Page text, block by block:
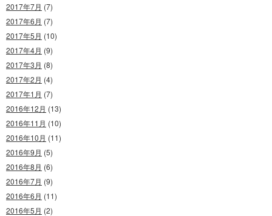
2017年7月 (7)
2017年6月 (7)
2017年5月 (10)
2017年4月 (9)
2017年3月 (8)
2017年2月 (4)
2017年1月 (7)
2016年12月 (13)
2016年11月 (10)
2016年10月 (11)
2016年9月 (5)
2016年8月 (6)
2016年7月 (9)
2016年6月 (11)
2016年5月 (2)